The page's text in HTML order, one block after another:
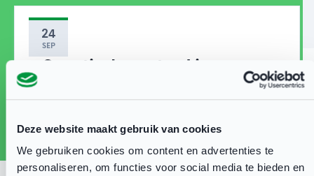
Deze website maakt gebruik van cookies
We gebruiken cookies om content en advertenties te
personaliseren, om functies voor social media te bieden en
24
SEP
Sportindeventer Live
26
SEP